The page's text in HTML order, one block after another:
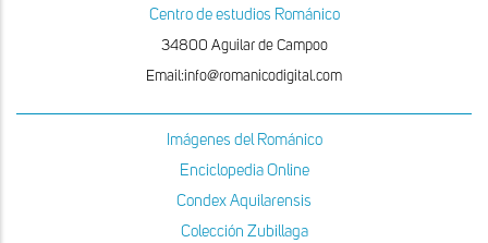
Centro de estudios Románico
34800 Aguilar de Campoo
Email:info@romanicodigital.com
Imágenes del Románico
Enciclopedia Online
Condex Aquilarensis
Colección Zubillaga